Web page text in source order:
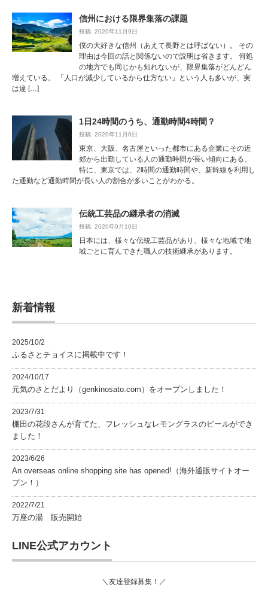
信州における限界集落の課題
投稿: 2020年11月9日
僕の大好きな信州（あえて長野とは呼ばない）。 その
理由は今回の話と関係ないので説明は省きます。 何処
の地方でも同じかも知れないが、限界集落がどんどん
増えている。 「人口が減少しているから仕方ない」という人も多いが、実
は違 […]
1日24時間のうち、通勤時間4時間？
投稿: 2020年11月6日
東京、大阪、名古屋といった都市にある企業にその近
郊から出勤している人の通勤時間が長い傾向にある。
特に、東京では、2時間の通勤時間や、新幹線を利用し
た通勤など通勤時間が長い人の割合が多いことがわかる。
伝統工芸品の継承者の消滅
投稿: 2020年9月10日
日本には、様々な伝統工芸品があり、様々な地域で地
域ごとに育んできた職人の技術継承があります。
新着情報
2025/10/2
ふるさとチョイスに掲載中です！
2024/10/17
元気のさとだより（genkinosato.com）をオープンしました！
2023/7/31
棚田の花段さんが育てた、フレッシュなレモングラスのビールができ
ました！
2023/6/26
An overseas online shopping site has opened!（海外通販サイトオー
プン！）
2022/7/21
万座の湯 販売開始
LINE公式アカウント
＼友達登録募集！／